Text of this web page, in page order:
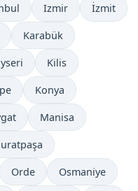
Izmir İzmit
Karabük
Kilis
Konya
Manisa
Orde Osmaniye